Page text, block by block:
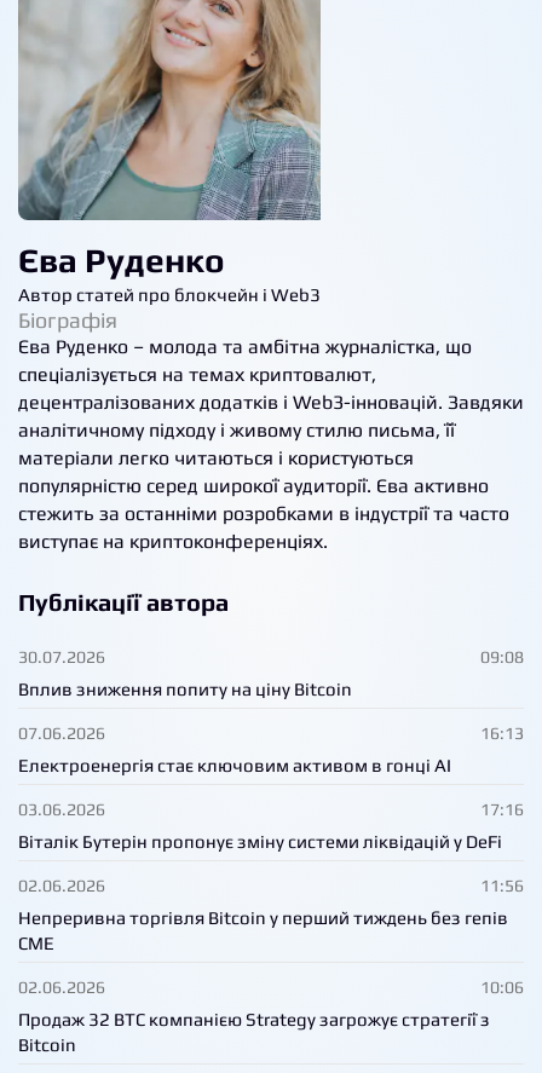
Єва Руденко
Автор статей про блокчейн і Web3
Біографія
Єва Руденко – молода та амбітна журналістка, що
спеціалізується на темах криптовалют,
децентралізованих додатків і Web3-інновацій. Завдяки
аналітичному підходу і живому стилю письма, її
матеріали легко читаються і користуються
популярністю серед широкої аудиторії. Єва активно
стежить за останніми розробками в індустрії та часто
виступає на криптоконференціях.
Публікації автора
30.07.2026 09:08
Вплив зниження попиту на ціну Bitcoin
07.06.2026 16:13
Електроенергія стає ключовим активом в гонці AI
03.06.2026 17:16
Віталік Бутерін пропонує зміну системи ліквідацій у DeFi
02.06.2026 11:56
Непреривна торгівля Bitcoin у перший тиждень без гепів
CME
02.06.2026 10:06
Продаж 32 BTC компанією Strategy загрожує стратегії з
Bitcoin